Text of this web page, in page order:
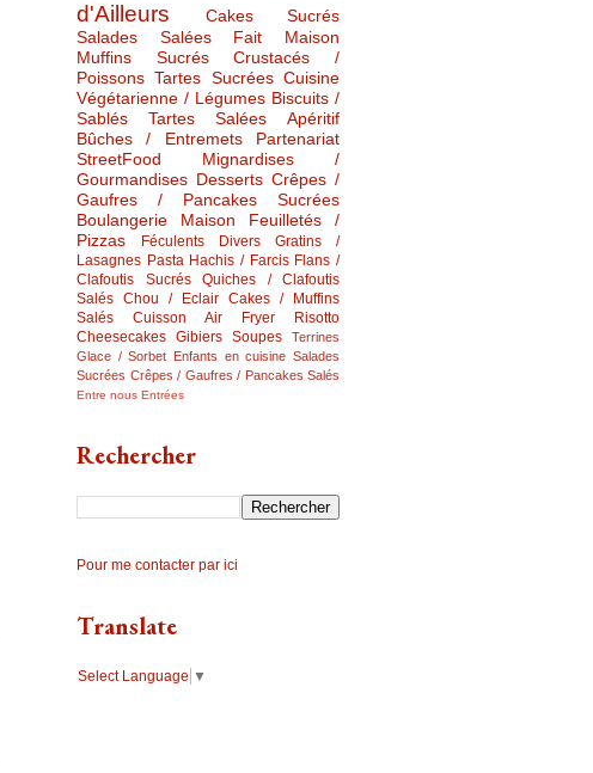
d'Ailleurs
Cakes Sucrés
Salades Salées
Fait Maison
Muffins Sucrés
Crustacés /
Poissons Tartes Sucrées Cuisine
Végétarienne / Légumes Biscuits /
Sablés
Tartes Salées
Apéritif
Bûches / Entremets
Partenariat
StreetFood
Mignardises /
Gourmandises Desserts Crêpes /
Gaufres / Pancakes Sucrées
Boulangerie Maison
Feuilletés /
Pizzas
Féculents Divers
Gratins /
Lasagnes Pasta Hachis / Farcis Flans /
Clafoutis Sucrés
Quiches / Clafoutis
Salés Chou / Eclair Cakes / Muffins
Salés
Cuisson Air Fryer
Risotto
Cheesecakes Gibiers Soupes
Terrines
Glace / Sorbet Enfants en cuisine Salades
Sucrées Crêpes / Gaufres / Pancakes Salés
Entre nous Entrées
Rechercher
Pour me contacter par ici
Translate
Select Language ▼